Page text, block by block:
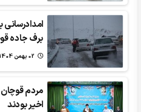
برف جاده
مردم قوچان
اخیر بودند